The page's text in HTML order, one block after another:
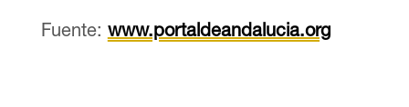
Fuente: www.portaldeandalucia.org